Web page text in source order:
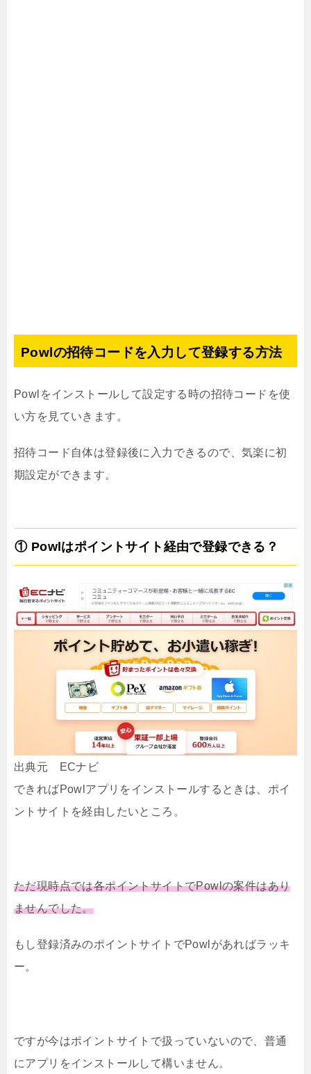
Powlの招待コードを入力して登録する方法
Powlをインストールして設定する時の招待コードを使
い方を見ていきます。
招待コード自体は登録後に入力できるので、気楽に初
期設定ができます。
① Powlはポイントサイト経由で登録できる？
出典元 ECナビ
できればPowlアプリをインストールするときは、ポイ
ントサイトを経由したいところ。
ただ現時点では各ポイントサイトでPowlの案件はあり
ませんでした。
もし登録済みのポイントサイトでPowlがあればラッキ
ー。
ですが今はポイントサイトで扱っていないので、普通
にアプリをインストールして構いません。